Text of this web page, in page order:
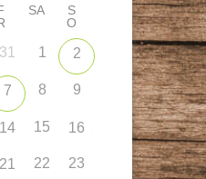
SA
S
O
31 1 2
7 8 9
14 15 16
21 22 23